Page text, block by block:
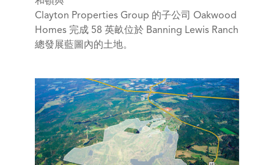
Clayton Properties Group 的子公司 Oakwood
Homes 完成 58 英畝位於 Banning Lewis Ranch
總發展藍圖內的土地。